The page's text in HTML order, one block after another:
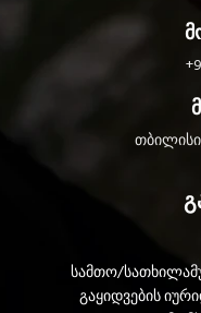
სამთო/
გაყიდვების